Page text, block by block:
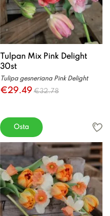
Tulpan Mix Pink Delight
30st
Tulipa gesneriana Pink Delight
€29.49 €32.78
Osta